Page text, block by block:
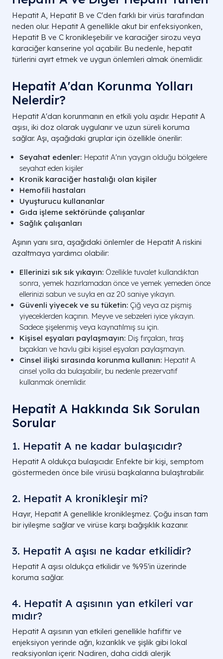
Hepatit A, Hepatit B ve C'den farklı bir virüs tarafından
neden olur. Hepatit A genellikle akut bir enfeksiyonken,
Hepatit B ve C kronikleşebilir ve karaciğer sirozu veya
karaciğer kanserine yol açabilir. Bu nedenle, hepatit
türlerini ayırt etmek ve uygun önlemleri almak önemlidir.
Hepatit A'dan Korunma Yolları
Nelerdir?
Hepatit A'dan korunmanın en etkili yolu aşıdır. Hepatit A
aşısı, iki doz olarak uygulanır ve uzun süreli koruma
sağlar. Aşı, aşağıdaki gruplar için özellikle önerilir:
Seyahat edenler: Hepatit A'nın yaygın olduğu bölgelere
seyahat eden kişiler
Kronik karaciğer hastalığı olan kişiler
Hemofili hastaları
Uyuşturucu kullananlar
Gıda işleme sektöründe çalışanlar
Sağlık çalışanları
Aşının yanı sıra, aşağıdaki önlemler de Hepatit A riskini
azaltmaya yardımcı olabilir:
Ellerinizi sık sık yıkayın: Özellikle tuvalet kullandıktan
sonra, yemek hazırlamadan önce ve yemek yemeden önce
ellerinizi sabun ve suyla en az 20 saniye yıkayın.
Güvenli yiyecek ve su tüketin: Çiğ veya az pişmiş
yiyeceklerden kaçının. Meyve ve sebzeleri iyice yıkayın.
Sadece şişelenmiş veya kaynatılmış su için.
Kişisel eşyaları paylaşmayın: Diş fırçaları, tıraş
bıçakları ve havlu gibi kişisel eşyaları paylaşmayın.
Cinsel ilişki sırasında korunma kullanın: Hepatit A
cinsel yolla da bulaşabilir, bu nedenle prezervatif
kullanmak önemlidir.
Hepatit A Hakkında Sık Sorulan
Sorular
1. Hepatit A ne kadar bulaşıcıdır?
Hepatit A oldukça bulaşıcıdır. Enfekte bir kişi, semptom
göstermeden önce bile virüsü başkalarına bulaştırabilir.
2. Hepatit A kronikleşir mi?
Hayır, Hepatit A genellikle kronikleşmez. Çoğu insan tam
bir iyileşme sağlar ve virüse karşı bağışıklık kazanır.
3. Hepatit A aşısı ne kadar etkilidir?
Hepatit A aşısı oldukça etkilidir ve %95'in üzerinde
koruma sağlar.
4. Hepatit A aşısının yan etkileri var
mıdır?
Hepatit A aşısının yan etkileri genellikle hafiftir ve
enjeksiyon yerinde ağrı, kızarıklık ve şişlik gibi lokal
reaksiyonları içerir. Nadiren, daha ciddi alerjik